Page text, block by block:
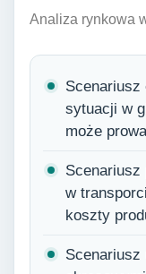
Analiza rynkowa
Scenariusz
sytuacji w
może
Scenariusz
w
koszty
Scenariusz